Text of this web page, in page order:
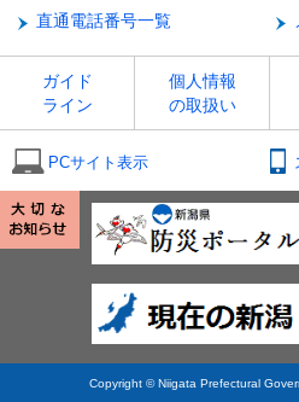
直通電話番号一覧
ガイド
ライン
個人情報
の取扱い
PCサイト表示
Copyright © Niigata Prefectural